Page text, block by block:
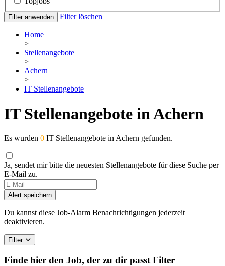
Filter anwenden Filter löschen
Home
>
Stellenangebote
>
Achern
>
IT Stellenangebote
IT Stellenangebote in Achern
Es wurden 0 IT Stellenangebote in Achern gefunden.
Ja, sendet mir bitte die neuesten Stellenangebote für diese Suche per
E-Mail zu.
Alert speichern
Du kannst diese Job-Alarm Benachrichtigungen jederzeit
deaktivieren.
Filter
Finde hier den Job, der zu dir passt Filter